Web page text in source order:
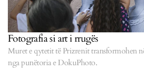
Fotografia si art i rrugës
Muret e qytetit të Prizrenit transformohen
nga punëtoria e DokuPhoto.